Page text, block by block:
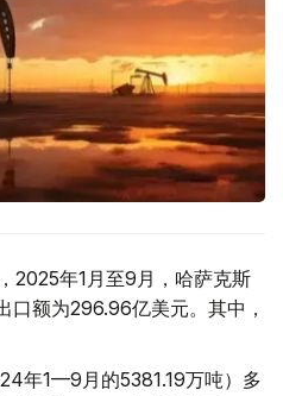
2025年1月至9月，哈萨克斯
额为296.96亿美元。其中，
年1—9月的5381.19万吨）多